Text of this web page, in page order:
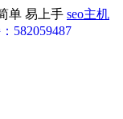
单 易上手 seo主机
582059487